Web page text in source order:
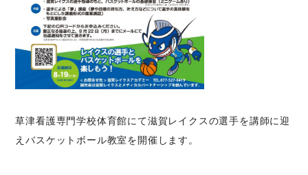
草津看護専門学校体育館にて滋賀レイクスの選手を講師に迎
えバスケットボール教室を開催します。